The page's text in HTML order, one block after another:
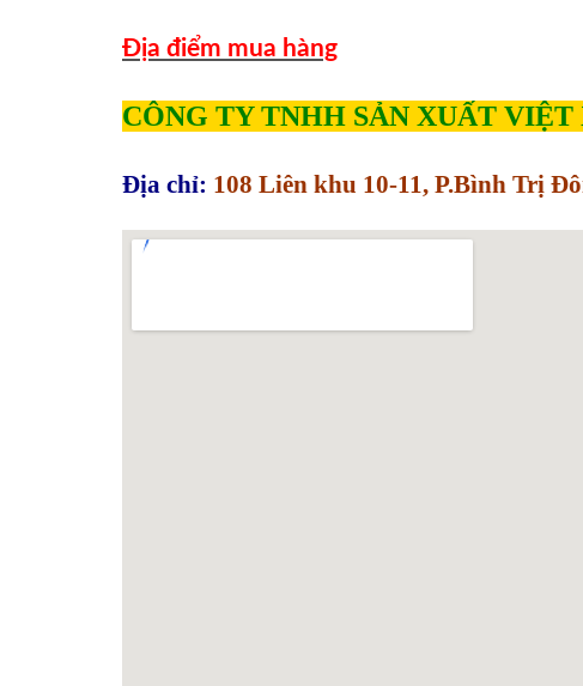
Địa điểm mua hàng
CÔNG TY TNHH SẢN XUẤT VIỆT
Địa chỉ: 108 Liên khu 10-11, P.Bình Trị